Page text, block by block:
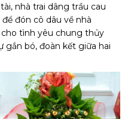
nhà trai dâng trầu cau
đón cô dâu về nhà
tình yêu chung thủy
gắn bó, đoàn kết giữa hai